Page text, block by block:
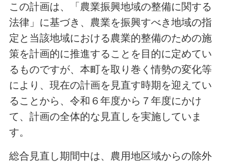
この計画は、「農業振興地域の整備に関する
法律」に基づき、農業を振興すべき地域の指
定と当該地域における農業的整備のための施
策を計画的に推進することを目的に定めてい
るものですが、本町を取り巻く情勢の変化等
により、現在の計画を見直す時期を迎えてい
ることから、令和６年度から７年度にかけ
て、計画の全体的な見直しを実施していま
す。
総合見直し期間中は、農用地区域からの除外